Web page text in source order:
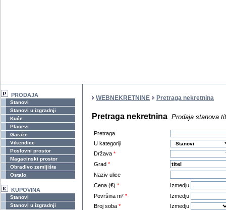
PRODAJA
Stanovi
Stanovi u izgradnji
Kuće
Placevi
Garaže
Vikendice
Poslovni prostor
Magacinski prostor
Obradivo zemljište
Ostalo
KUPOVINA
Stanovi
Stanovi u izgradnji
WEBNEKRETNINE Pretraga nekretnina
Pretraga nekretnina Prodaja stanova
Pretraga
U kategoriji
Država *
Grad *
Naziv ulice
Cena (€) *
Izmedju
Površina m² *
Izmedju
Broj soba *
Izmedju